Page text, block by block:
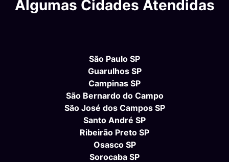
Algumas Cidades Atendidas
São Paulo SP
Guarulhos SP
Campinas SP
São Bernardo do Campo
São José dos Campos SP
Santo André SP
Ribeirão Preto SP
Osasco SP
Sorocaba SP